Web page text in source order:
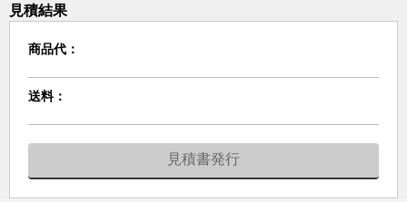
見積結果
商品代：
送料：
見積書発行